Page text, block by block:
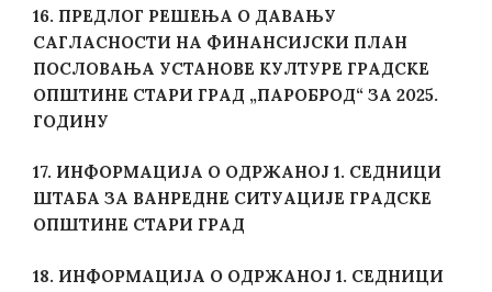
16. ПРЕДЛОГ РЕШЕЊА О ДАВАЊУ
САГЛАСНОСТИ НА ФИНАНСИЈСКИ ПЛАН
ПОСЛОВАЊА УСТАНОВЕ КУЛТУРЕ ГРАДСКЕ
ОПШТИНЕ СТАРИ ГРАД „ПАРОБРОД“ ЗА 2025.
ГОДИНУ
17. ИНФОРМАЦИЈА О ОДРЖАНОЈ 1. СЕДНИЦИ
ШТАБА ЗА ВАНРЕДНЕ СИТУАЦИЈЕ ГРАДСКЕ
ОПШТИНЕ СТАРИ ГРАД
18. ИНФОРМАЦИЈА О ОДРЖАНОЈ 1. СЕДНИЦИ